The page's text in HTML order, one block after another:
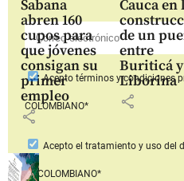
Sabana
abren 160
cupos para
que jóvenes
consigan su
primer
empleo
share
Cauca en
de un
entre
Buriticá y
Liborina
share
Aceptotérminos y condiciones
COLOMBIANO*
Acepto el tratamiento y uso del
EL COLOMBIANO*